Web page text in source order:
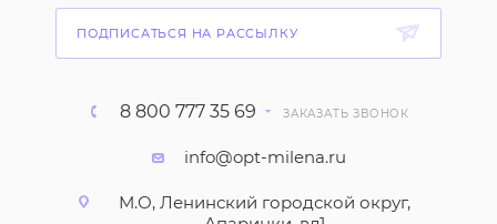
ПОДПИСАТЬСЯ НА РАССЫЛКУ
8 800 777 35 69 ЗАКАЗАТЬ ЗВОНОК
info@opt-milena.ru
М.О, Ленинский городской округ,